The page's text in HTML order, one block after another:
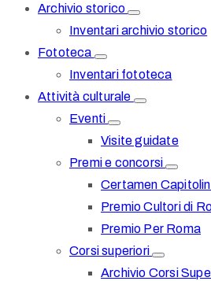
Archivio storico
Inventari archivio storico
Fototeca
Inventari fototeca
Attività culturale
Eventi
Visite guidate
Premi e concorsi
Certamen
Premio Cultori di
Premio Per Roma
Corsi superiori
Archivio Corsi